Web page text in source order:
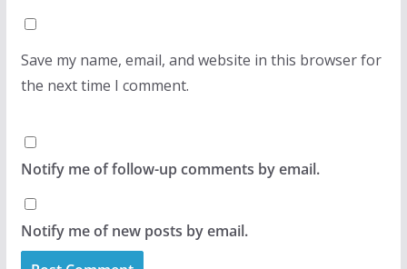
Save my name, email, and website in this browser for
the next time I comment.
Notify me of follow-up comments by email.
Notify me of new posts by email.